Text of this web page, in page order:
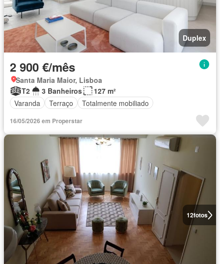
Duplex
2 900 €/mês
Santa Maria Maior, Lisboa
T2
3 Banheiros
127 m²
Varanda
Terraço Totalmente mobiliado
16/05/2026 em Properstar
12fotos